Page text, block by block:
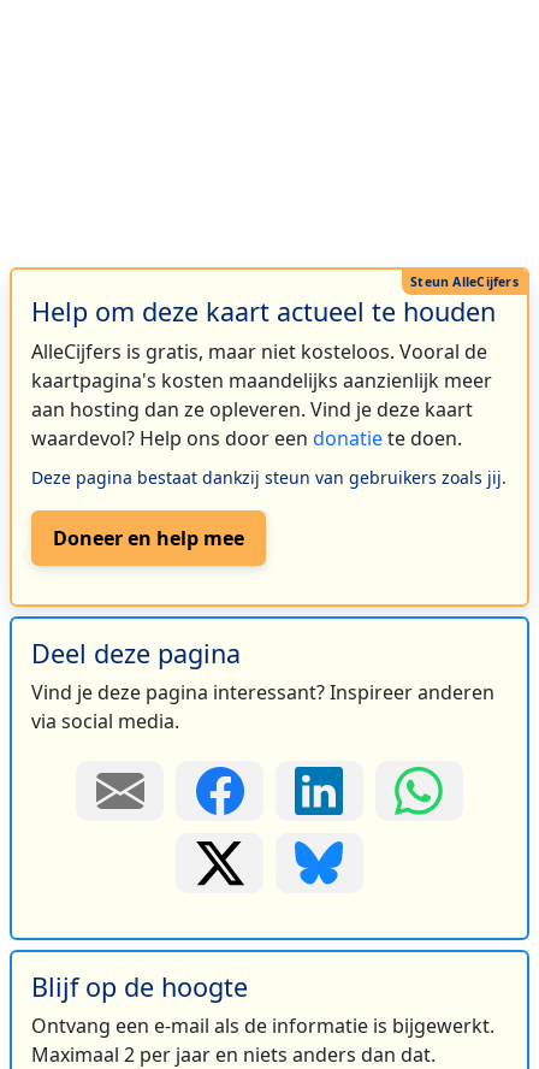
Help om deze kaart actueel te houden
AlleCijfers is gratis, maar niet kosteloos. Vooral de
kaartpagina's kosten maandelijks aanzienlijk meer
aan hosting dan ze opleveren. Vind je deze kaart
waardevol? Help ons door een donatiete doen.
Deze pagina bestaat dankzij steun van gebruikers zoals jij.
Doneer en help mee
Deel deze pagina
Vind je deze pagina interessant? Inspireer anderen
via social media.
Blijf op de hoogte
Ontvang een e-mail als de informatie is bijgewerkt.
Maximaal 2 per jaar en niets anders dan dat.